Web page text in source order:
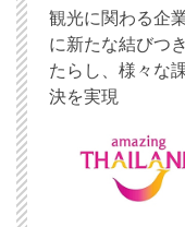
観光に関わる企
に新たな結びつ
たらし、様々な
決を実現